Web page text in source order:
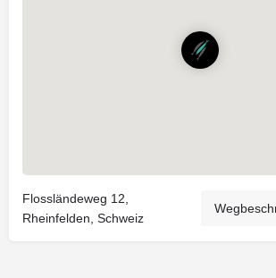
Flossländeweg 12,
Rheinfelden, Schweiz